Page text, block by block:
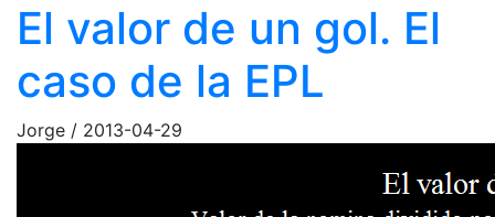
El valor de un gol. El
caso de la EPL
Jorge / 2013-04-29